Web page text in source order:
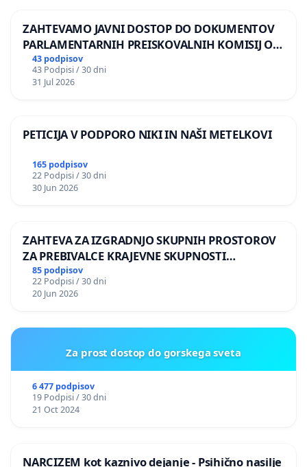
ZAHTEVAMO JAVNI DOSTOP DO DOKUMENTOV
PARLAMENTARNIH PREISKOVALNIH KOMISIJ O
ILEGALNI TRGOVINI Z OROŽJEM
43 podpisov
43 Podpisi / 30 dni
31 Jul 2026
PETICIJA V PODPORO NIKI IN NAŠI METELKOVI
165 podpisov
22 Podpisi / 30 dni
30 Jun 2026
ZAHTEVA ZA IZGRADNJO SKUPNIH PROSTOROV
ZA PREBIVALCE KRAJEVNE SKUPNOSTI
PRESTRANEK
85 podpisov
22 Podpisi / 30 dni
20 Jun 2026
Za prost dostop do gorskega sveta
6 477 podpisov
19 Podpisi / 30 dni
21 Oct 2024
NARCIZEM kot kaznivo dejanje - Psihično nasilje